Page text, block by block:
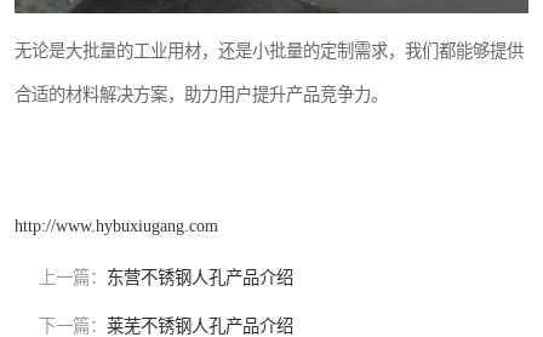
无论是大批量的工业用材，还是小批量的定制需求，我们都能够提供
合适的材料解决方案，助力用户提升产品竞争力。
http://www.hybuxiugang.com
上一篇： 东营不锈钢人孔产品介绍
下一篇： 莱芜不锈钢人孔产品介绍